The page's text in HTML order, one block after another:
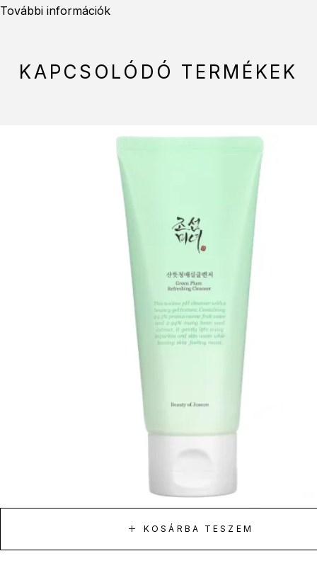
További információk
KAPCSOLÓDÓ TERMÉKEK
KOSÁRBA TESZEM